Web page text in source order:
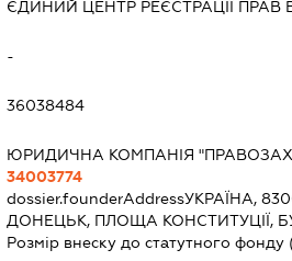
ЄДИНИЙ ЦЕНТР РЕЄСТРАЦІЇ ПРАВ
-
36038484
ЮРИДИЧНА КОМПАНІЯ
34003774
dossier.founderAddressУКРАЇНА,
ДОНЕЦЬК, ПЛОЩА КОНСТИТУЦІЇ,
Розмір внеску до статутного фонду